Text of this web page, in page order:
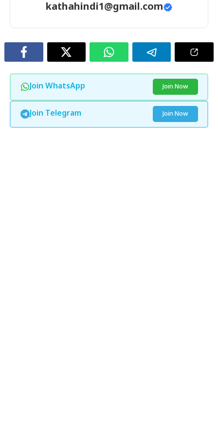
kathahindi1@gmail.com
Join WhatsApp Join Now
Join Telegram Join Now